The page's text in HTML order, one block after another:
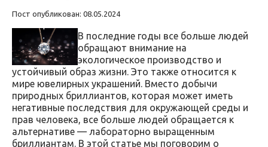
Пост опубликован: 08.05.2024
В последние годы все больше людей
обращают внимание на
экологическое производство и
устойчивый образ жизни. Это также относится к
мире ювелирных украшений. Вместо добычи
природных бриллиантов, которая может иметь
негативные последствия для окружающей среды и
прав человека, все больше людей обращается к
альтернативе — лабораторно выращенным
бриллиантам. В этой статье мы поговорим о